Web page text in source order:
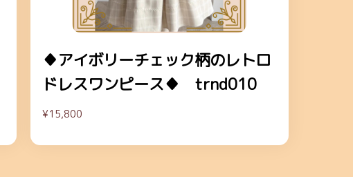
♦アイボリーチェック柄のレトロ
ドレスワンピース♦ trnd010
¥15,800